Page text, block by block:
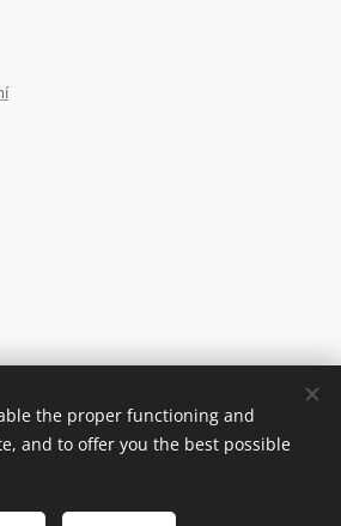
službou Webnode Cookies
the proper functioning and
and to offer you the best possible